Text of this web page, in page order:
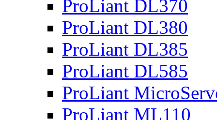
ProLiant DL370
ProLiant DL380
ProLiant DL385
ProLiant DL585
ProLiant
ProLiant ML110